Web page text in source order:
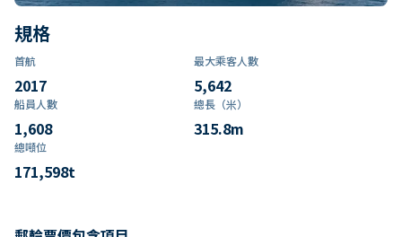
規格
首航
2017
最大乘客人數
5,642
船員人數
1,608
總長（米）
315.8m
總噸位
171,598t